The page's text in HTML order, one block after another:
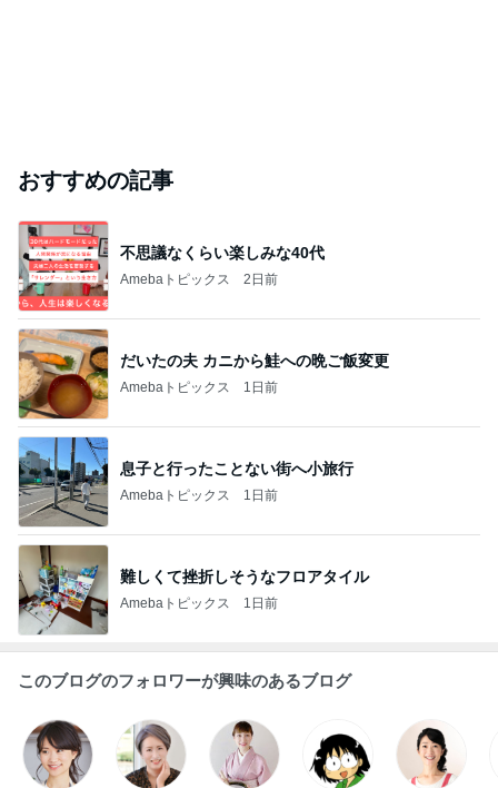
おすすめの記事
不思議なくらい楽しみな40代
Amebaトピックス 2日前
だいたの夫 カニから鮭への晩ご飯変更
Amebaトピックス 1日前
息子と行ったことない街へ小旅行
Amebaトピックス 1日前
難しくて挫折しそうなフロアタイル
Amebaトピックス 1日前
このブログのフォロワーが興味のあるブログ